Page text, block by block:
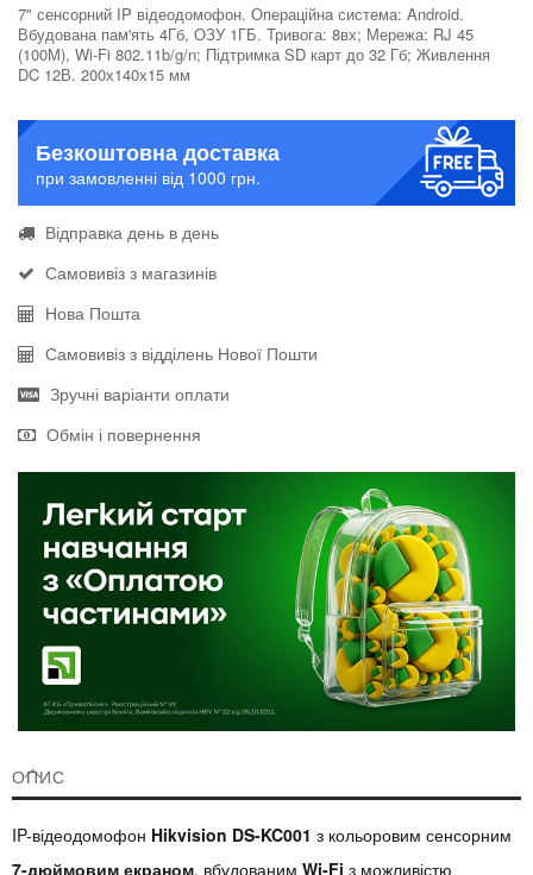
7" сенсорний IP відеодомофон. Операційна система: Android.
Вбудована пам'ять 4Гб, ОЗУ 1ГБ. Тривога: 8вх; Мережа: RJ 45
(100М), Wi-Fi 802.11b/g/n; Підтримка SD карт до 32 Гб; Живлення
DC 12В. 200х140х15 мм
Безкоштовна доставка
при замовленні від 1000 грн.
Відправка день в день
Самовивіз з магазинів
Нова Пошта
Самовивіз з відділень Нової Пошти
Зручні варіанти оплати
Обмін і повернення
ОПИС
IP-відеодомофон Hikvision DS-KC001 з кольоровим сенсорним
7-дюймовим екраном, вбудованим Wi-Fi з можливістю